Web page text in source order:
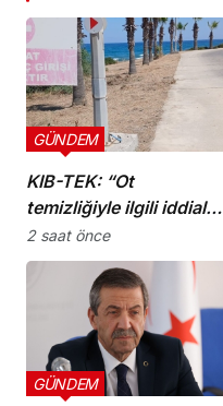
KIB-TEK: “Ot
temizliğiyle ilgili iddialar
doğru değil”
GÜNDEM
2 saat önce
GÜNDEM